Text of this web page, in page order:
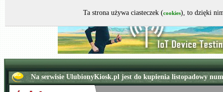
Ta strona używa ciasteczek (cookies), to dzięki